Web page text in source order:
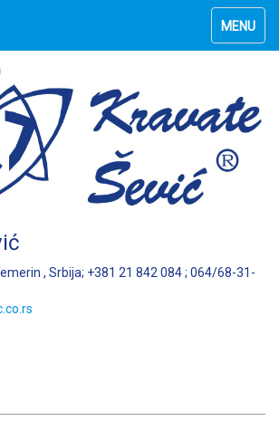
, Srbija; +381 21 842 084 ; 064/68-31-
MENU